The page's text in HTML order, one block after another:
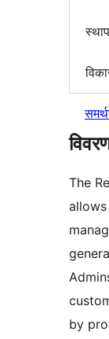
The
by